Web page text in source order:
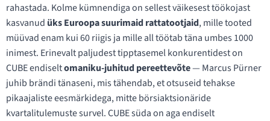
rahastada. Kolme kümnendiga on sellest väikesest töökojast
kasvanud üks Euroopa suurimaid rattatootjaid, mille tooted
müüvad enam kui 60 riigis ja mille all töötab täna umbes 1000
inimest. Erinevalt paljudest tipptasemel konkurentidest on
CUBE endiseltomaniku-juhitud pereettevõte— Marcus Pürner
juhib brändi tänaseni, mis tähendab, et otsuseid tehakse
pikaajaliste eesmärkidega, mitte börsiaktsionäride
kvartalitulemuste survel. CUBE süda on aga endiselt